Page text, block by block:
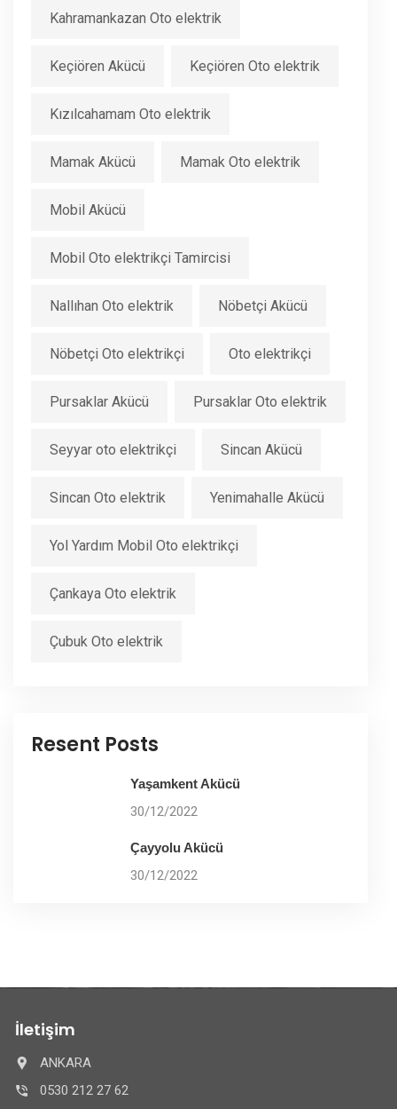
Kahramankazan Oto elektrik
Keçiören Akücü Keçiören Oto elektrik
Kızılcahamam Oto elektrik
Mamak Akücü Mamak Oto elektrik
Mobil Akücü
Mobil Oto elektrikçi Tamircisi
Nallıhan Oto elektrik Nöbetçi Akücü
Nöbetçi Oto elektrikçi Oto elektrikçi
Pursaklar Akücü Pursaklar Oto elektrik
Seyyar oto elektrikçi Sincan Akücü
Sincan Oto elektrik Yenimahalle Akücü
Yol Yardım Mobil Oto elektrikçi
Çankaya Oto elektrik
Çubuk Oto elektrik
Resent Posts
Yaşamkent Akücü
30/12/2022
Çayyolu Akücü
30/12/2022
İletişim
ANKARA
0530 212 27 62